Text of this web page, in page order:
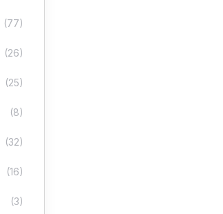
(77)
(26)
(25)
(8)
(32)
(16)
(3)